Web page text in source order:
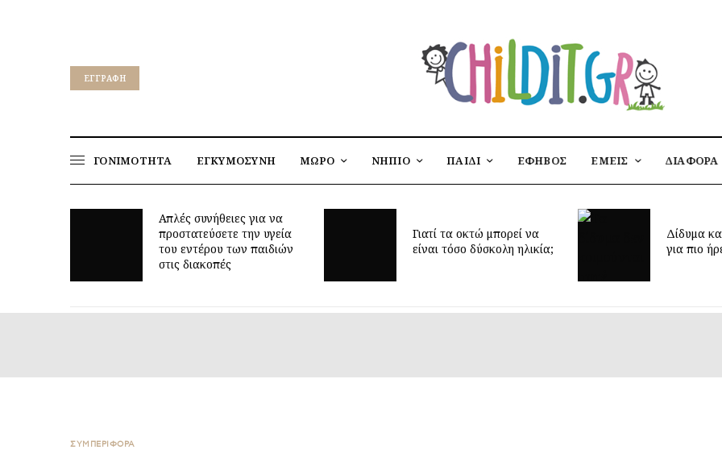
EΓΓΡΑΦΉ
ΓΟΝΙΜΟΤΗΤΑ ΕΓΚΥΜΟΣΥΝΗ ΜΩΡΟ ΝΗΠΙΟ ΠΑΙΔΙ ΕΦΗΒΟΣ ΕΜΕΙΣ ΔΙΑΦΟΡΑ
Γιατί τα οκτώ μπορεί να
είναι τόσο δύσκολη ηλικία;
Δίδυμα και ύπνος: μυστικά
για πιο ήρεμες νύχτες
Έφτασε η
παιδικό
ΣΥΜΠΕΡΙΦΟΡΑ